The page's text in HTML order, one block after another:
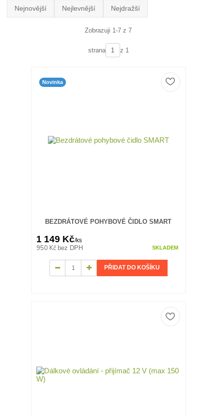
Nejnovější Nejlevnější Nejdražší
Zobrazuji 1-7 z 7
strana z 1
Novinka
BEZDRÁTOVÉ POHYBOVÉ ČIDLO SMART
1 149 Kč/ks
950 Kč bez DPH SKLADEM
PŘIDAT DO KOŠÍKU